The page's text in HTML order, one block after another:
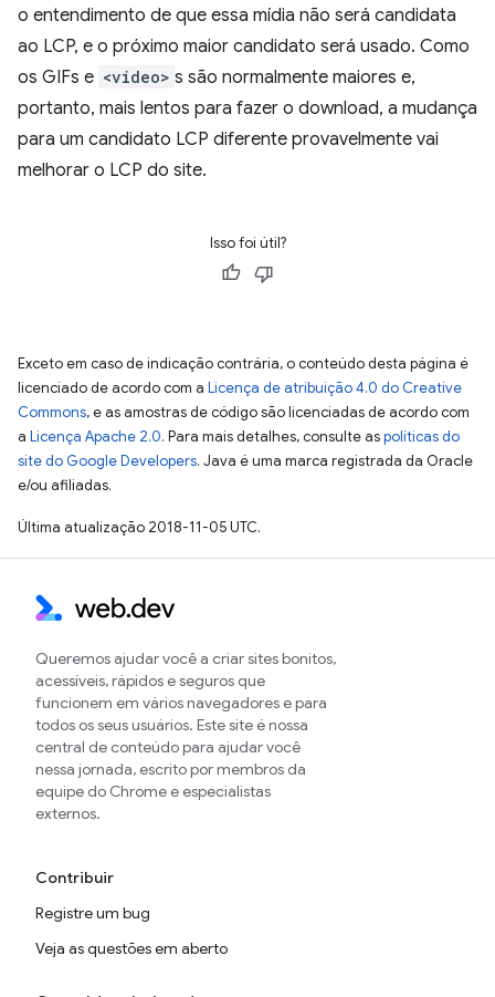
o entendimento de que essa mídia não será candidata
ao LCP, e o próximo maior candidato será usado. Como
os GIFs e <video> s são normalmente maiores e,
portanto, mais lentos para fazer o download, a mudança
para um candidato LCP diferente provavelmente vai
melhorar o LCP do site.
Isso foi útil?
Exceto em caso de indicação contrária, o conteúdo desta página é
licenciado de acordo com a Licença de atribuição 4.0 do Creative
Commons, e as amostras de código são licenciadas de acordo com
a Licença Apache 2.0. Para mais detalhes, consulte aspolíticas do
site do Google Developers. Java é uma marca registrada da Oracle
e/ou afiliadas.
Última atualização 2018-11-05 UTC.
Queremos ajudar você a criar sites bonitos,
acessíveis, rápidos e seguros que
funcionem em vários navegadores e para
todos os seus usuários. Este site é nossa
central de conteúdo para ajudar você
nessa jornada, escrito por membros da
equipe do Chrome e especialistas
externos.
Contribuir
Registre um bug
Veja as questões em aberto